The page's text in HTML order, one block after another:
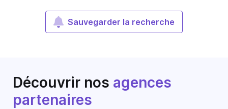
Sauvegarder la recherche
Découvrir nos agences
partenaires